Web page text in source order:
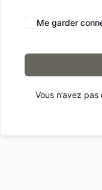
Me garder
Vous n’avez